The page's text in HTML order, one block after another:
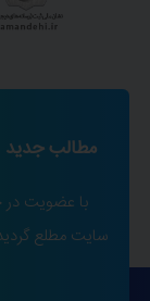
مطالب جدید
با عضویت در
سایت مطلع